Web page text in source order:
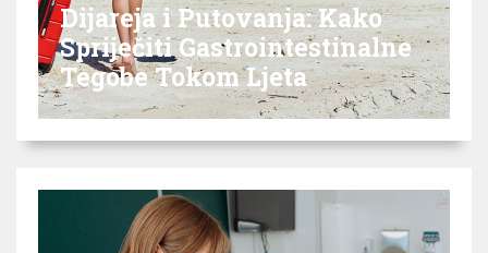
Dijareja i Putovanja: Kako
Spriječiti Gastrointestinalne
Tegobe Tokom Ljeta